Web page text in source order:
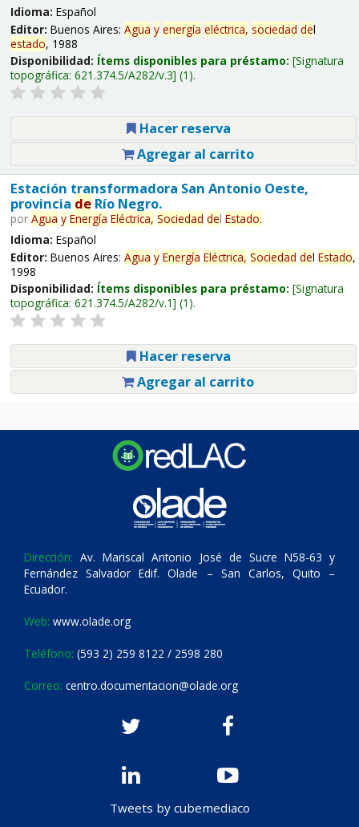
Idioma: Español
Editor: Buenos Aires: Agua y energía eléctrica, sociedad del
estado, 1988
Disponibilidad: Ítems disponibles para préstamo: Signatura
topográfica: 621.374.5/A282/v.3 (1).
Hacer reserva
Agregar al carrito
Estación transformadora San Antonio Oeste,
provincia deRío Negro.
por Agua y Energía Eléctrica, Sociedad del Estado.
Idioma: Español
Editor: Buenos Aires: Agua y Energía Eléctrica, Sociedad del Estado,
1998
Disponibilidad: Ítems disponibles para préstamo: Signatura
topográfica: 621.374.5/A282/v.1 (1).
Hacer reserva
Agregar al carrito
Dirección: Av. Mariscal Antonio José de Sucre N58-63 y
Fernández Salvador Edif. Olade – San Carlos, Quito –
Ecuador.
Web: www.olade.org
Teléfono: (593 2) 259 8122 / 2598 280
Correo: centro.documentacion@olade.org
Tweets by cubemediaco